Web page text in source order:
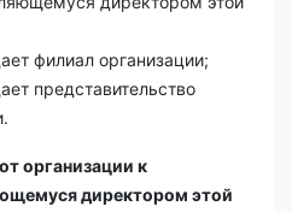
филиал организации;
представительство
организации к
директором этой